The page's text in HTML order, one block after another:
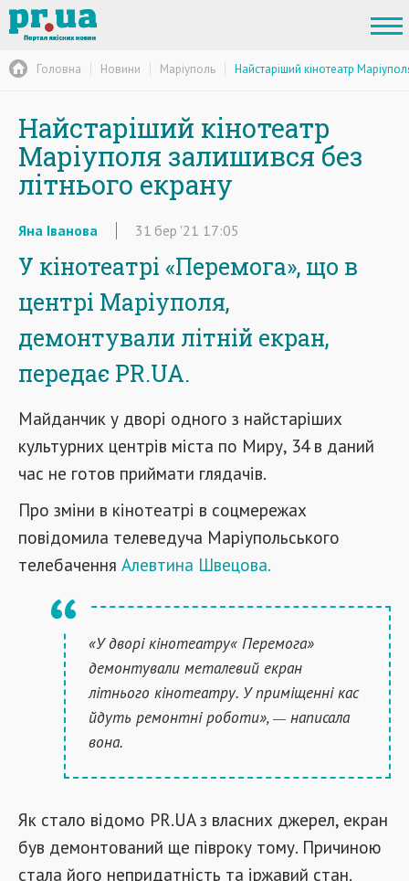
Головна Новини Маріуполь Найстаріший кінотеатр
Найстаріший кінотеатр
Маріуполя залишився без
літнього екрану
Яна Іванова 31 бер '21 17:05
У кінотеатрі «Перемога», що в
центрі Маріуполя,
демонтували літній екран,
передає PR.UA.
Майданчик у дворі одного з найстаріших
культурних центрів міста по Миру, 34 в даний
час не готов приймати глядачів.
Про зміни в кінотеатрі в соцмережах
повідомила телеведуча Маріупольського
телебачення Алевтина Швецова.
«У дворі кінотеатру« Перемога»
демонтували металевий екран
літнього кінотеатру. У приміщенні кас
йдуть ремонтні роботи», — написала
вона.
Як стало відомо PR.UA з власних джерел, екран
був демонтований ще півроку тому. Причиною
стала його непридатність та іржавий стан.